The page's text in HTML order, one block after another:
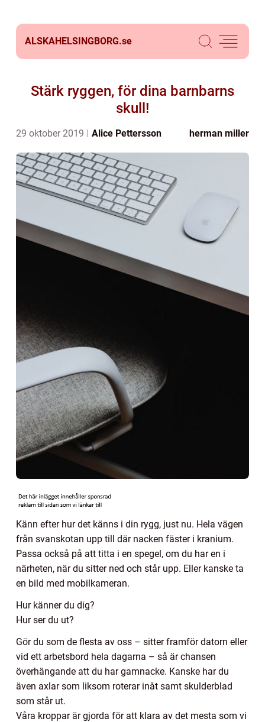
ALSKAHELSINGBORG.se
Stärk ryggen, för dina barnbarns
skull!
29 oktober 2019 Alice Pettersson herman miller
Känn efter hur det känns i din rygg, just nu. Hela vägen
från svanskotan upp till där nacken fäster i kranium.
Passa också på att titta i en spegel, om du har en i
närheten, när du sitter ned och står upp. Eller kanske ta
en bild med mobilkameran.
Hur känner du dig?
Hur ser du ut?
Gör du som de flesta av oss – sitter framför datorn eller
vid ett arbetsbord hela dagarna – så är chansen
överhängande att du har gamnacke. Kanske har du
även axlar som liksom roterar inåt samt skulderblad
som står ut.
Våra kroppar är gjorda för att klara av det mesta som vi